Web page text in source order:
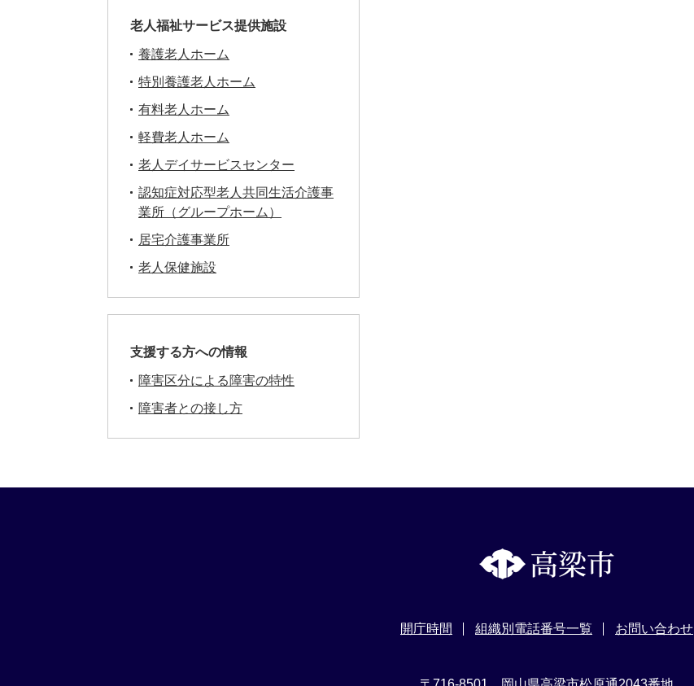
老人福祉サービス提供施設
養護老人ホーム
特別養護老人ホーム
有料老人ホーム
軽費老人ホーム
老人デイサービスセンター
認知症対応型老人共同生活介護事
業所（グループホーム）
居宅介護事業所
老人保健施設
支援する方への情報
障害区分による障害の特性
障害者との接し方
開庁時間 組織別電話番号一覧 お問い合わせ